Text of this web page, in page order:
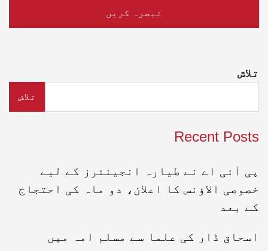
تلاش
تلاش
Recent Posts
پی آئی اے نے طیارہ انجینئرز کے لیے
خصوصی الاؤنس کا اعلان، دو ماہ کی احتجاج
کے بعد
اسحاق ڈار کی علما سے مسلم امہ میں